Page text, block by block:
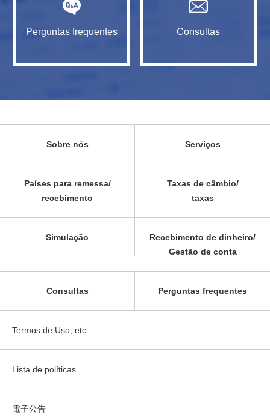
Perguntas frequentes Consultas
Sobre nós Serviços
Países para remessa/
recebimento
Taxas de câmbio/
taxas
Simulação
Recebimento de dinheiro/
Gestão de conta
Consultas Perguntas frequentes
Termos de Uso, etc.
Lista de políticas
電子公告